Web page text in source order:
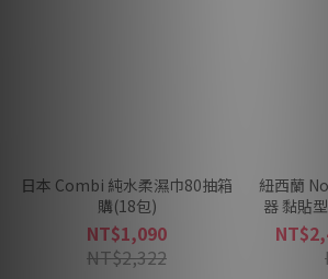
日本 Combi 純水柔濕巾80抽箱
購(18包)
NT$1,090
NT$2,322
紐西蘭